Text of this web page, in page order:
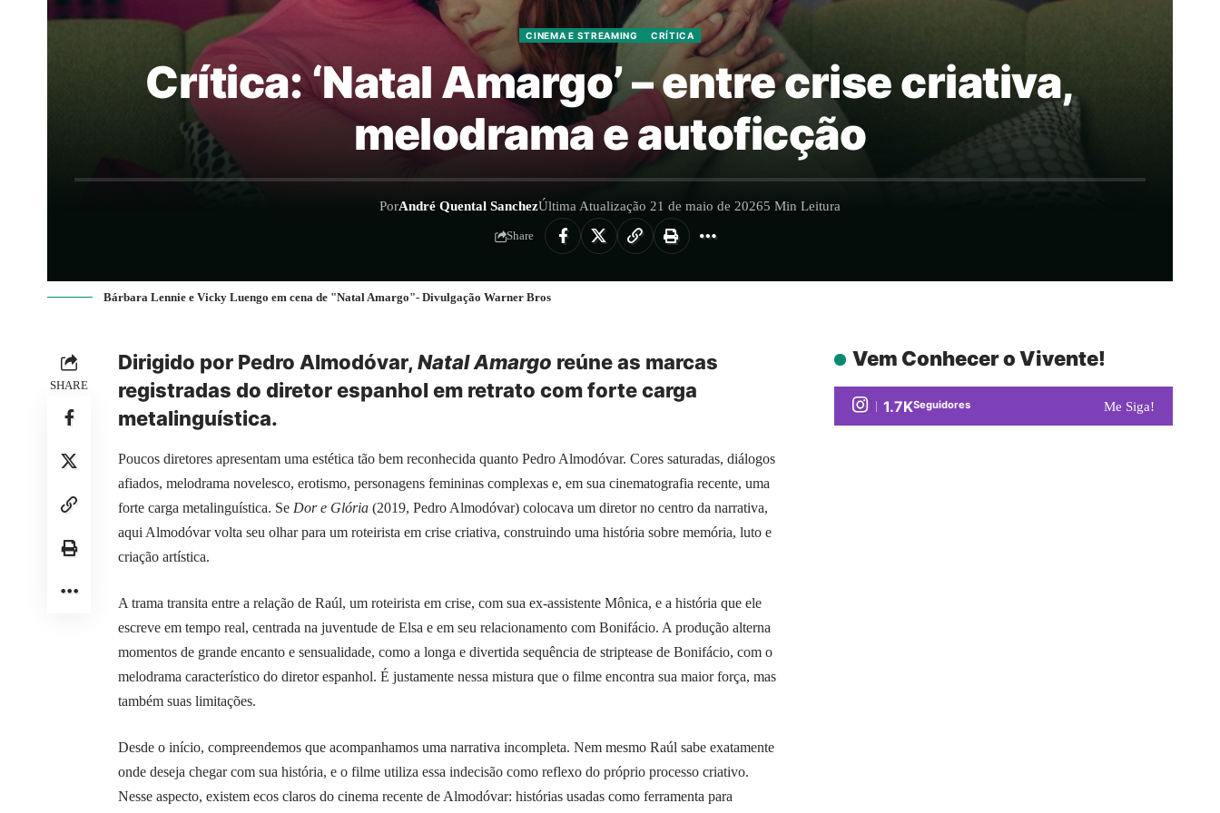
CINEMA E STREAMING CRÍTICA
Crítica: ‘Natal Amargo’ – entre crise criativa,
melodrama e autoficção
PorAndré Quental SanchezÚltima Atualização 21 de maio de 20265 Min Leitura
Share
Bárbara Lennie e Vicky Luengo em cena de "Natal Amargo"- Divulgação Warner Bros
SHARE
Dirigido por Pedro Almodóvar, Natal Amargo reúne as marcas
registradas do diretor espanhol em retrato com forte carga
metalinguística.
Poucos diretores apresentam uma estética tão bem reconhecida quanto Pedro Almodóvar. Cores saturadas, diálogos
afiados, melodrama novelesco, erotismo, personagens femininas complexas e, em sua cinematografia recente, uma
forte carga metalinguística. Se Dor e Glória (2019, Pedro Almodóvar) colocava um diretor no centro da narrativa,
aqui Almodóvar volta seu olhar para um roteirista em crise criativa, construindo uma história sobre memória, luto e
criação artística.
A trama transita entre a relação de Raúl, um roteirista em crise, com sua ex-assistente Mônica, e a história que ele
escreve em tempo real, centrada na juventude de Elsa e em seu relacionamento com Bonifácio. A produção alterna
momentos de grande encanto e sensualidade, como a longa e divertida sequência de striptease de Bonifácio, com o
melodrama característico do diretor espanhol. É justamente nessa mistura que o filme encontra sua maior força, mas
também suas limitações.
Desde o início, compreendemos que acompanhamos uma narrativa incompleta. Nem mesmo Raúl sabe exatamente
onde deseja chegar com sua história, e o filme utiliza essa indecisão como reflexo do próprio processo criativo.
Nesse aspecto, existem ecos claros do cinema recente de Almodóvar: histórias usadas como ferramenta para
Vem Conhecer o Vivente!
1.7KSeguidores Me Siga!